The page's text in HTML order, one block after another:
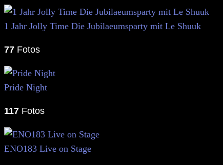
1 Jahr Jolly Time Die Jubilaeumsparty mit Le Shuuk
77 Fotos
Pride Night
117 Fotos
ENO183 Live on Stage